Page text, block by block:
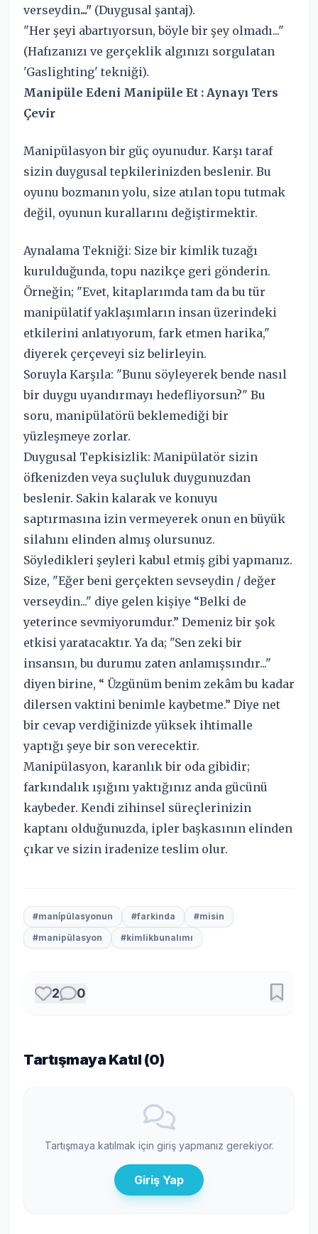
verseydin..." (Duygusal şantaj).
"Her şeyi abartıyorsun, böyle bir şey olmadı..."
(Hafızanızı ve gerçeklik algınızı sorgulatan
'Gaslighting' tekniği).
Manipüle Edeni Manipüle Et : Aynayı Ters
Çevir
Manipülasyon bir güç oyunudur. Karşı taraf
sizin duygusal tepkilerinizden beslenir. Bu
oyunu bozmanın yolu, size atılan topu tutmak
değil, oyunun kurallarını değiştirmektir.
Aynalama Tekniği: Size bir kimlik tuzağı
kurulduğunda, topu nazikçe geri gönderin.
Örneğin; "Evet, kitaplarımda tam da bu tür
manipülatif yaklaşımların insan üzerindeki
etkilerini anlatıyorum, fark etmen harika,"
diyerek çerçeveyi siz belirleyin.
Soruyla Karşıla: "Bunu söyleyerek bende nasıl
bir duygu uyandırmayı hedefliyorsun?" Bu
soru, manipülatörü beklemediği bir
yüzleşmeye zorlar.
Duygusal Tepkisizlik: Manipülatör sizin
öfkenizden veya suçluluk duygunuzdan
beslenir. Sakin kalarak ve konuyu
saptırmasına izin vermeyerek onun en büyük
silahını elinden almış olursunuz.
Söyledikleri şeyleri kabul etmiş gibi yapmanız.
Size, "Eğer beni gerçekten sevseydin / değer
verseydin..." diye gelen kişiye “Belki de
yeterince sevmiyorumdur.” Demeniz bir şok
etkisi yaratacaktır. Ya da; "Sen zeki bir
insansın, bu durumu zaten anlamışsındır..."
diyen birine, “ Üzgünüm benim zekâm bu kadar
dilersen vaktini benimle kaybetme.” Diye net
bir cevap verdiğinizde yüksek ihtimalle
yaptığı şeye bir son verecektir.
Manipülasyon, karanlık bir oda gibidir;
farkındalık ışığını yaktığınız anda gücünü
kaybeder. Kendi zihinsel süreçlerinizin
kaptanı olduğunuzda, ipler başkasının elinden
çıkar ve sizin iradenize teslim olur.
#mani̇pülasyonun #farkinda
#misin
#manipülasyon
#kimlikbunalımı
2 0
Tartışmaya Katıl (0)
Tartışmaya katılmak için giriş yapmanız gerekiyor.
Giriş Yap